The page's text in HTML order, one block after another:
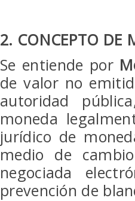
2. CONCEPTO DE
Se entiende por
de valor no
autoridad
moneda
jurídico de
medio de
negociada
prevención de